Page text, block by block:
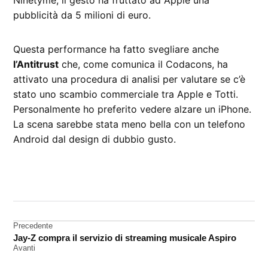
pubblicità da 5 milioni di euro.
Questa performance ha fatto svegliare anche
l’Antitrust che, come comunica il Codacons, ha
attivato una procedura di analisi per valutare se c’è
stato uno scambio commerciale tra Apple e Totti.
Personalmente ho preferito vedere alzare un iPhone.
La scena sarebbe stata meno bella con un telefono
Android dal design di dubbio gusto.
selfie
Navigazione
articoli
Precedente
Jay-Z compra il servizio di streaming musicale Aspiro
Avanti